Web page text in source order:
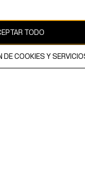
TODO
DE COOKIES Y